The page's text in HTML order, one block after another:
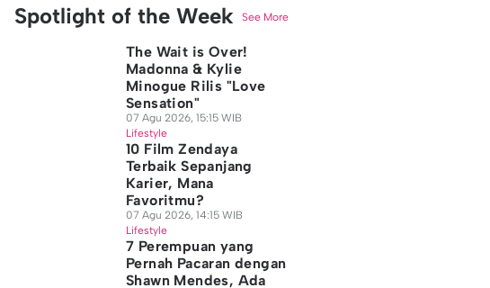
Spotlight of the Week See More
The Wait is Over!
Madonna & Kylie
Minogue Rilis "Love
Sensation"
07 Agu 2026, 15:15 WIB
Lifestyle
10 Film Zendaya
Terbaik Sepanjang
Karier, Mana
Favoritmu?
07 Agu 2026, 14:15 WIB
Lifestyle
7 Perempuan yang
Pernah Pacaran dengan
Shawn Mendes, Ada